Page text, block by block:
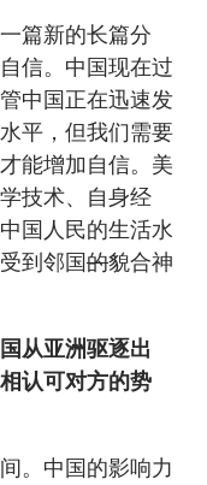
篇新的长篇分
信。中国现在过
中国正在迅速发
平，但我们需要
能增加自信。美
技术、自身经
国人民的生活水
到邻国的貌合神
从亚洲驱逐出
认可对方的势
。中国的影响力